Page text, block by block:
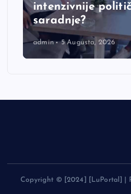
intenzivnije
saradnje?
admin 5 Augusta, 2026
Copyright © [2024] [LuPortal] |